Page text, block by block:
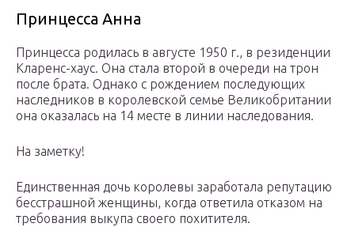
Принцесса Анна
Принцесса родилась в августе 1950 г., в резиденции
Кларенс-хаус. Она стала второй в очереди на трон
после брата. Однако с рождением последующих
наследников в королевской семье Великобритании
она оказалась на 14 месте в линии наследования.
На заметку!
Единственная дочь королевы заработала репутацию
бесстрашной женщины, когда ответила отказом на
требования выкупа своего похитителя.